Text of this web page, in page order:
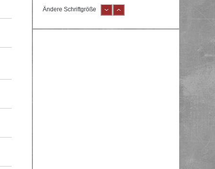
Ändere Schriftgröße